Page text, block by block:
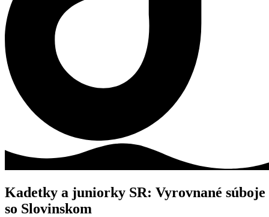
Kadetky a juniorky SR: Vyrovnané súboje
so Slovinskom